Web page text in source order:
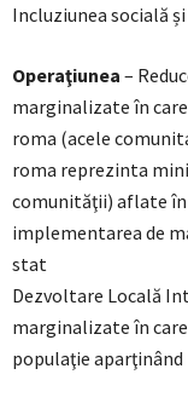
Incluziunea socială
Operaţiunea –
marginalizate în
roma (acele
roma reprezinta
comunităţii) aflate în
implementarea de
stat
Dezvoltare Locală
marginalizate în
populaţie